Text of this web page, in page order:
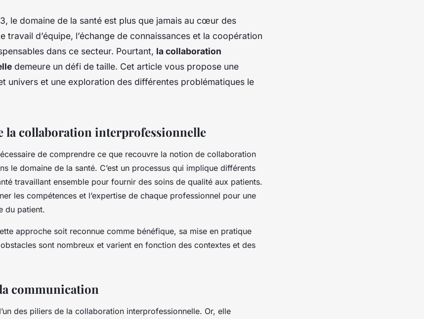
le domaine de la santé est plus que jamais au cœur des
travail d’équipe, l’échange de connaissances et la coopération
dans ce secteur. Pourtant, la collaboration
demeure un défi de taille. Cet article vous propose une
univers et une exploration des différentes problématiques le
la collaboration interprofessionnelle
de comprendre ce que recouvre la notion de collaboration
le domaine de la santé. C’est un processus qui implique différents
travaillant ensemble pour fournir des soins de qualité aux patients.
les compétences et l’expertise de chaque professionnel pour une
du patient.
approche soit reconnue comme bénéfique, sa mise en pratique
obstacles sont nombreux et varient en fonction des contextes et des
communication
des piliers de la collaboration interprofessionnelle. Or, elle